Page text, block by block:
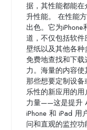
据，其性能都能
升性能。 在性能
出色。它为
道，不仅包括软件
壁纸以及其他各
免费地查找和下
力。海量的内容
那些想要定制设
乐性的新应用的
力量——这是提升
iPhone 和 iPad 用
问和直观的监控功